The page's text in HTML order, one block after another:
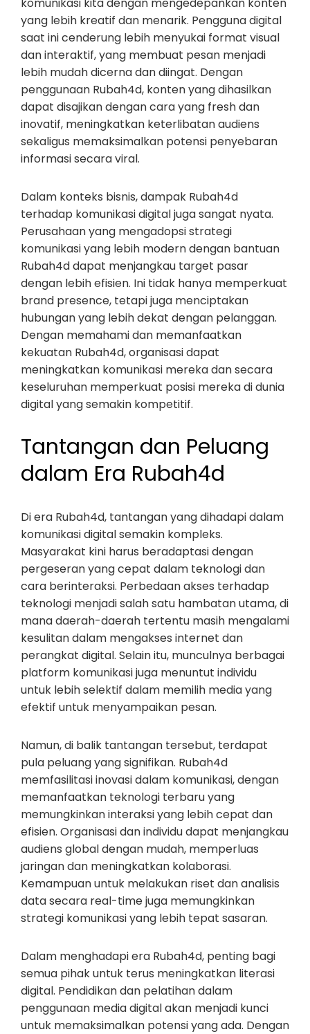
yang lebih kreatif dan menarik. Pengguna digital
saat ini cenderung lebih menyukai format visual
dan interaktif, yang membuat pesan menjadi
lebih mudah dicerna dan diingat. Dengan
penggunaan Rubah4d, konten yang dihasilkan
dapat disajikan dengan cara yang fresh dan
inovatif, meningkatkan keterlibatan audiens
sekaligus memaksimalkan potensi penyebaran
informasi secara viral.
Dalam konteks bisnis, dampak Rubah4d
terhadap komunikasi digital juga sangat nyata.
Perusahaan yang mengadopsi strategi
komunikasi yang lebih modern dengan bantuan
Rubah4d dapat menjangkau target pasar
dengan lebih efisien. Ini tidak hanya memperkuat
brand presence, tetapi juga menciptakan
hubungan yang lebih dekat dengan pelanggan.
Dengan memahami dan memanfaatkan
kekuatan Rubah4d, organisasi dapat
meningkatkan komunikasi mereka dan secara
keseluruhan memperkuat posisi mereka di dunia
digital yang semakin kompetitif.
Tantangan dan Peluang
dalam Era Rubah4d
Di era Rubah4d, tantangan yang dihadapi dalam
komunikasi digital semakin kompleks.
Masyarakat kini harus beradaptasi dengan
pergeseran yang cepat dalam teknologi dan
cara berinteraksi. Perbedaan akses terhadap
teknologi menjadi salah satu hambatan utama, di
mana daerah-daerah tertentu masih mengalami
kesulitan dalam mengakses internet dan
perangkat digital. Selain itu, munculnya berbagai
platform komunikasi juga menuntut individu
untuk lebih selektif dalam memilih media yang
efektif untuk menyampaikan pesan.
Namun, di balik tantangan tersebut, terdapat
pula peluang yang signifikan. Rubah4d
memfasilitasi inovasi dalam komunikasi, dengan
memanfaatkan teknologi terbaru yang
memungkinkan interaksi yang lebih cepat dan
efisien. Organisasi dan individu dapat menjangkau
audiens global dengan mudah, memperluas
jaringan dan meningkatkan kolaborasi.
Kemampuan untuk melakukan riset dan analisis
data secara real-time juga memungkinkan
strategi komunikasi yang lebih tepat sasaran.
Dalam menghadapi era Rubah4d, penting bagi
semua pihak untuk terus meningkatkan literasi
digital. Pendidikan dan pelatihan dalam
penggunaan media digital akan menjadi kunci
untuk memaksimalkan potensi yang ada. Dengan